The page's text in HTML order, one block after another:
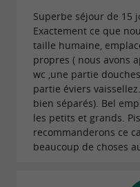
livret-
Superbe séjour de 15
Exactement ce que
taille humaine,
propres ( nous avons
wc ,une partie
partie éviers
bien séparés). Bel
les petits et grands.
recommanderons ce
beaucoup de choses